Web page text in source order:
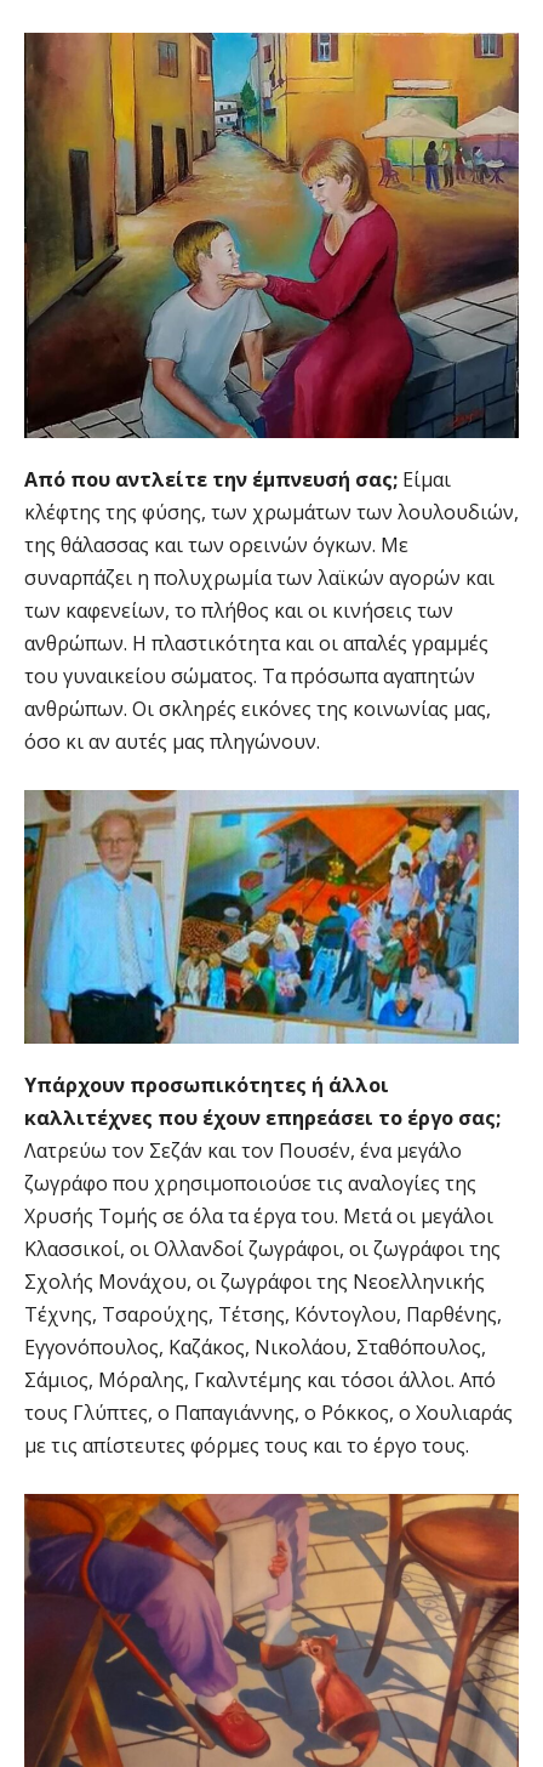
Από που αντλείτε την έμπνευσή σας; Είμαι
κλέφτης της φύσης, των χρωμάτων των λουλουδιών,
της θάλασσας και των ορεινών όγκων. Με
συναρπάζει η πολυχρωμία των λαϊκών αγορών και
των καφενείων, το πλήθος και οι κινήσεις των
ανθρώπων. Η πλαστικότητα και οι απαλές γραμμές
του γυναικείου σώματος. Τα πρόσωπα αγαπητών
ανθρώπων. Οι σκληρές εικόνες της κοινωνίας μας,
όσο κι αν αυτές μας πληγώνουν.
Υπάρχουν προσωπικότητες ή άλλοι
καλλιτέχνες που έχουν επηρεάσει το έργο σας;
Λατρεύω τον Σεζάν και τον Πουσέν, ένα μεγάλο
ζωγράφο που χρησιμοποιούσε τις αναλογίες της
Χρυσής Τομής σε όλα τα έργα του. Μετά οι μεγάλοι
Κλασσικοί, οι Ολλανδοί ζωγράφοι, οι ζωγράφοι της
Σχολής Μονάχου, οι ζωγράφοι της Νεοελληνικής
Τέχνης, Τσαρούχης, Τέτσης, Κόντογλου, Παρθένης,
Εγγονόπουλος, Καζάκος, Νικολάου, Σταθόπουλος,
Σάμιος, Μόραλης, Γκαλντέμης και τόσοι άλλοι. Από
τους Γλύπτες, ο Παπαγιάννης, ο Ρόκκος, ο Χουλιαράς
με τις απίστευτες φόρμες τους και το έργο τους.